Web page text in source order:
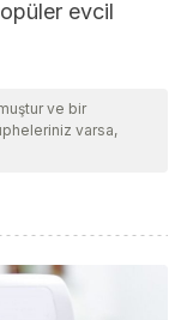
evcil
ve bir
varsa,